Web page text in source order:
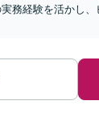
務経験を活かし